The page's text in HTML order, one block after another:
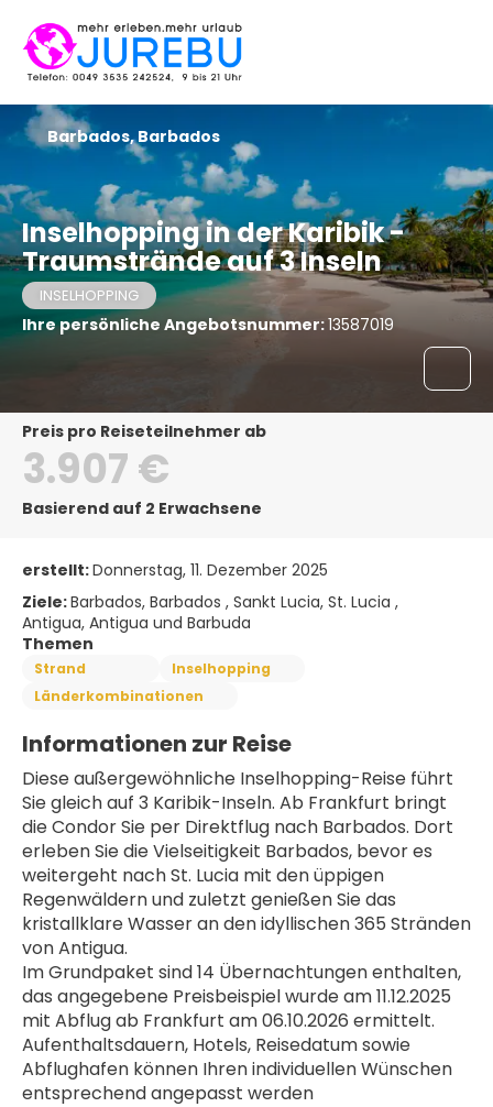
Inselhopping in der Karibik -
Traumstrände auf 3 Inseln
INSELHOPPING
Ihre persönliche Angebotsnummer:13587019
Barbados, Barbados
Preis pro Reiseteilnehmer ab
3.907 €
Basierend auf 2 Erwachsene
erstellt:Donnerstag, 11. Dezember 2025
Ziele:Barbados, Barbados , Sankt Lucia, St. Lucia ,
Antigua, Antigua und Barbuda
Themen
Strand
Inselhopping
Länderkombinationen
Informationen zur Reise
Diese außergewöhnliche Inselhopping-Reise führt
Sie gleich auf 3 Karibik-Inseln. Ab Frankfurt bringt
die Condor Sie per Direktflug nach Barbados. Dort
erleben Sie die Vielseitigkeit Barbados, bevor es
weitergeht nach St. Lucia mit den üppigen
Regenwäldern und zuletzt genießen Sie das
kristallklare Wasser an den idyllischen 365 Stränden
von Antigua.
Im Grundpaket sind 14 Übernachtungen enthalten,
das angegebene Preisbeispiel wurde am 11.12.2025
mit Abflug ab Frankfurt am 06.10.2026 ermittelt.
Aufenthaltsdauern, Hotels, Reisedatum sowie
Abflughafen können Ihren individuellen Wünschen
entsprechend angepasst werden